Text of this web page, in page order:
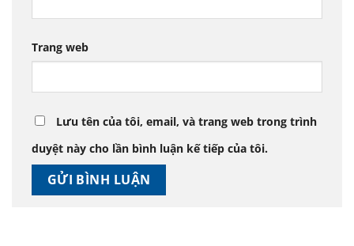
Trang web
Lưu tên của tôi, email, và trang web trong trình
duyệt này cho lần bình luận kế tiếp của tôi.